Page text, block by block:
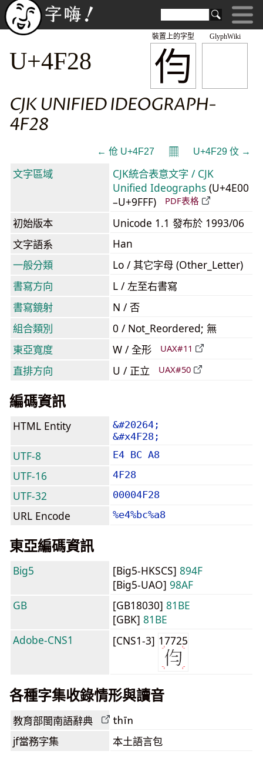
GlyphWiki
伨
裝置上的字型
U+4F28
CJK UNIFIED IDEOGRAPH-
4F28
← 伧 U+4F27 𝄜 U+4F29 伩 →
文字區域
CJK統合表意文字 / CJK
Unified Ideographs (U+4E00
–U+9FFF)
PDF表格
初始版本
Unicode 1.1 發布於 1993/06
文字語系
Han
一般分類
Lo / 其它字母 (Other_Letter)
書寫方向
L / 左至右書寫
書寫鏡射
N / 否
組合類別
0 / Not_Reordered; 無
東亞寬度
W / 全形 UAX#11
直排方向 U / 正立 UAX#50
編碼資訊
HTML Entity
&#20264;
&#x4F28;
UTF-8 E4 BC A8
UTF-16 4F28
UTF-32 00004F28
URL Encode %e4%bc%a8
東亞編碼資訊
Big5 [Big5-HKSCS] 894F
[Big5-UAO] 98AF
GB
[GB18030] 81BE
[GBK] 81BE
Adobe-CNS1
[CNS1-3] 17725
各種字集收錄情形與讀音
教育部閩南語辭典 thīn
jf當務字集 本土語言包